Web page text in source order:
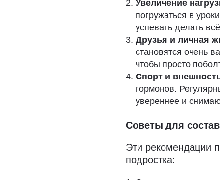
Увеличение
погружаться в
успевать делать
Друзья и личная
становятся очень
чтобы просто
Спорт и
гормонов.
увереннее и
Советы для
Эти рекомендации
подростка: